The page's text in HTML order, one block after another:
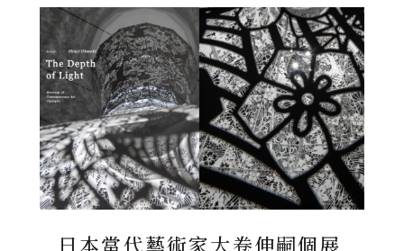
日本當代藝術家大卷伸嗣個展